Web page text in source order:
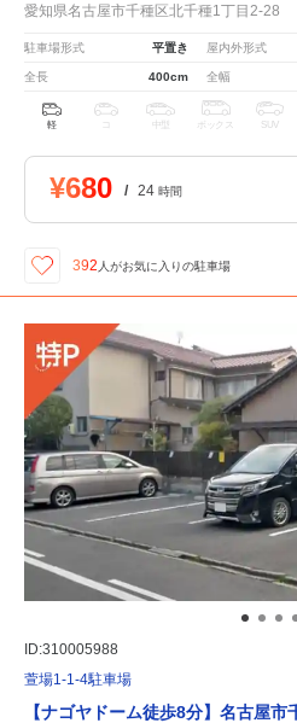
愛知県名古屋市千種区北千種1丁目2-28
駐車場形式 平置き 屋内外形式
全長 400cm 全幅
軽 中型 ボックス SUV
¥680 / 24 時間
392 人がお気に入りの駐車場
ID:310005988
萱場1-1-4駐車場
【ナゴヤドーム徒歩8分】名古屋